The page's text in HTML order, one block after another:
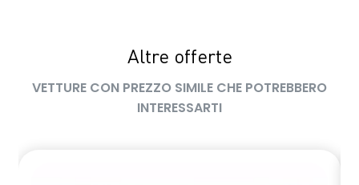
Altre offerte
VETTURE CON PREZZO SIMILE CHE POTREBBERO
INTERESSARTI